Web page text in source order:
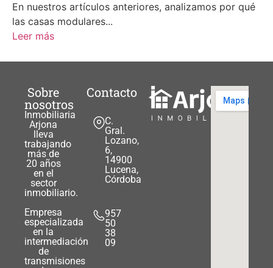
En nuestros artículos anteriores, analizamos por qué
las casas modulares...
Leer más
Sobre
nosotros
Inmobiliaria
Arjona
lleva
trabajando
más de
20 años
en el
sector
inmobiliario.
Empresa
especializada
en la
intermediación
de
transmisiones
Contacto
C.
Gral.
Lozano,
6,
14900
Lucena,
Córdoba
957
50
38
09